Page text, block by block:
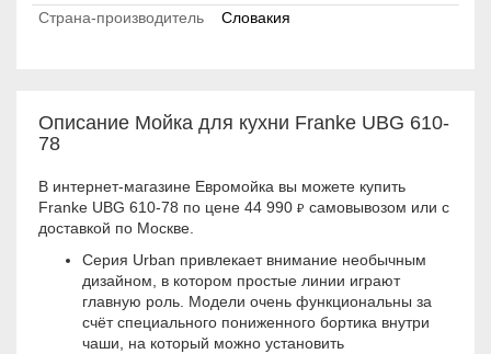
Страна-производитель
Словакия
Описание Мойка для кухни Franke UBG 610-
78
В интернет-магазине Евромойка вы можете купить
Franke UBG 610-78 по цене 44 990 ₽ самовывозом или с
доставкой по Москве.
Серия Urban привлекает внимание необычным
дизайном, в котором простые линии играют
главную роль. Модели очень функциональны за
счёт специального пониженного бортика внутри
чаши, на который можно установить